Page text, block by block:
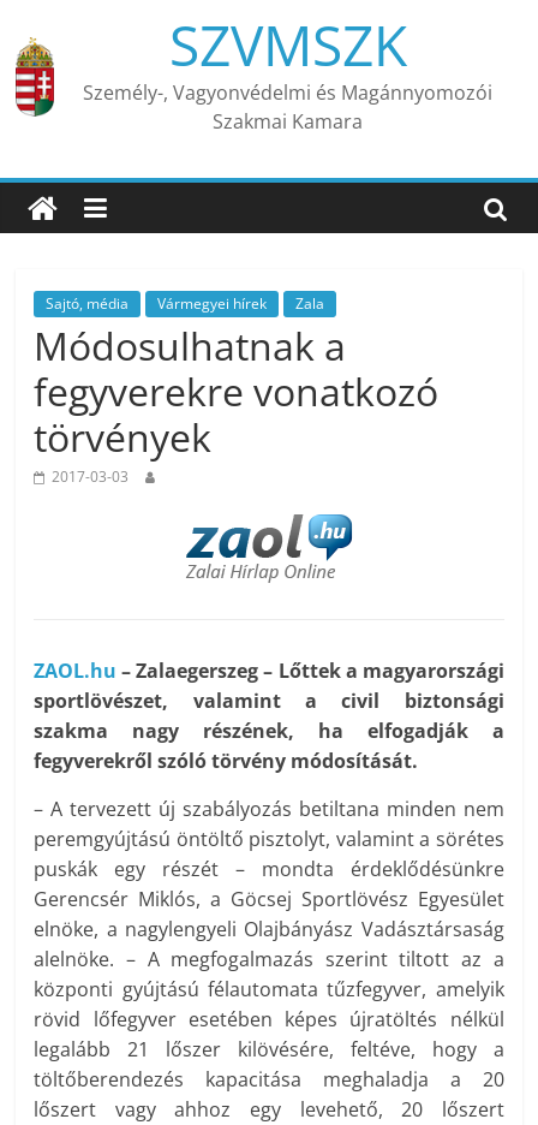
content
SZVMSZK
Személy-, Vagyonvédelmi és Magánnyomozói
Szakmai Kamara
Sajtó, média Vármegyei hírek Zala
Módosulhatnak a
fegyverekre vonatkozó
törvények
2017-03-03
ZAOL.hu – Zalaegerszeg – Lőttek a magyarországi
sportlövészet, valamint a civil biztonsági
szakma nagy részének, ha elfogadják a
fegyverekről szóló törvény módosítását.
– A tervezett új szabályozás betiltana minden nem
peremgyújtású öntöltő pisztolyt, valamint a sörétes
puskák egy részét – mondta érdeklődésünkre
Gerencsér Miklós, a Göcsej Sportlövész Egyesület
elnöke, a nagylengyeli Olajbányász Vadásztársaság
alelnöke. – A megfogalmazás szerint tiltott az a
központi gyújtású félautomata tűzfegyver, amelyik
rövid lőfegyver esetében képes újratöltés nélkül
legalább 21 lőszer kilövésére, feltéve, hogy a
töltőberendezés kapacitása meghaladja a 20
lőszert vagy ahhoz egy levehető, 20 lőszert